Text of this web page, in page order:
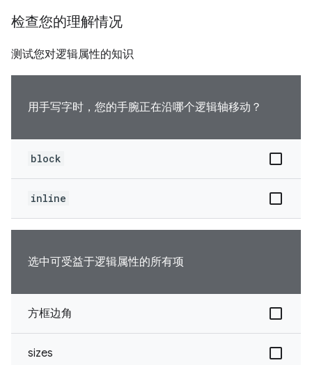
检查您的理解情况
测试您对逻辑属性的知识
用手写字时，您的手腕正在沿哪个逻辑轴移动？
block
inline
选中可受益于逻辑属性的所有项
方框边角
sizes